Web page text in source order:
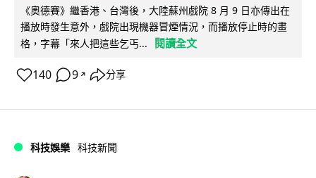
《奧德賽》繼香港、台灣後，大陸蘇州戲院 8 月 9 日亦傳出在
播放時發生意外，戲院出現機器冒煙情況，而播放停止時的畫
格，字幕「來人把這些乞丐...
閱讀全文
140 9 ↗ 分享
科技娛樂 科技新聞